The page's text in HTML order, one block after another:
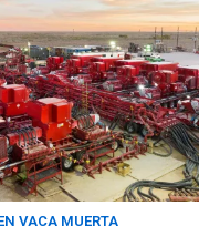
VACA MUERTA